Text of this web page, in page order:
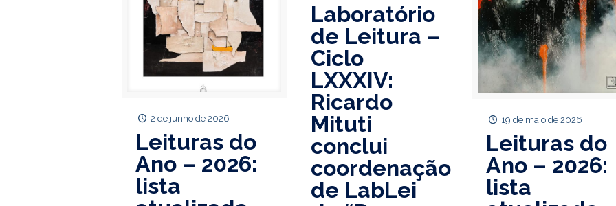
2 de junho de 2026
Leituras do
Ano – 2026:
lista
Laboratório
de Leitura –
Ciclo
LXXXIV:
Ricardo
Mituti
conclui
coordenação
de LabLei
19 de maio de 2026
Leituras do
Ano – 2026:
lista